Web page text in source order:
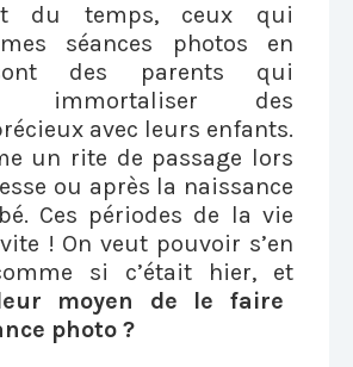
du temps, ceux qui
séances photos en
des parents qui
immortaliser des
avec leurs enfants.
un rite de passage lors
ou après la naissance
Ces périodes de la vie
! On veut pouvoir s’en
si c’était hier, et
moyen de le faire
photo ?